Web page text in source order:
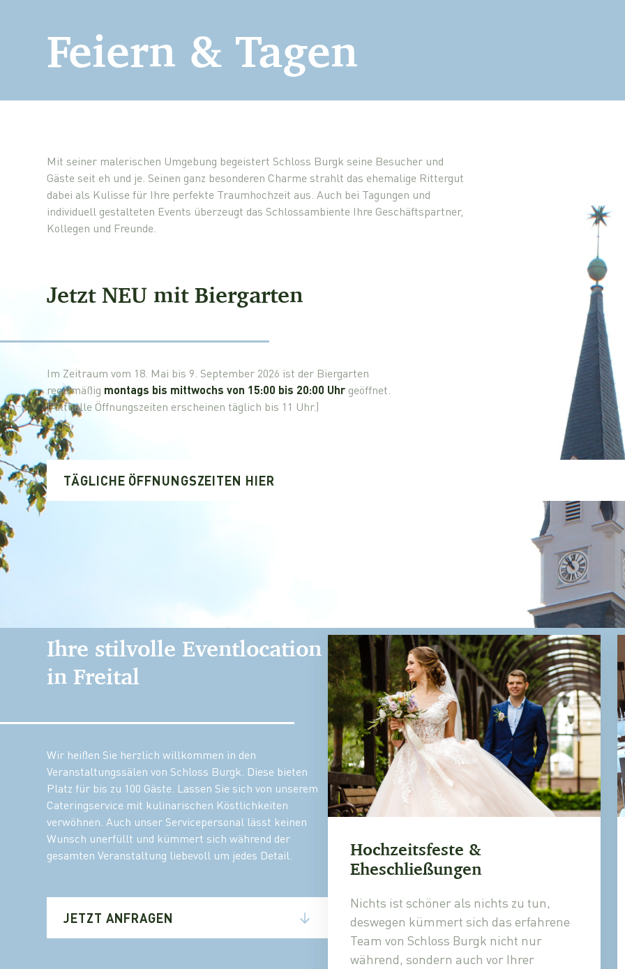
Feiern & Tagen
Mit seiner malerischen Umgebung begeistert Schloss Burgk seine Besucher und
Gäste seit eh und je. Seinen ganz besonderen Charme strahlt das ehemalige Rittergut
dabei als Kulisse für Ihre perfekte Traumhochzeit aus. Auch bei Tagungen und
individuell gestalteten Events überzeugt das Schlossambiente Ihre Geschäftspartner,
Kollegen und Freunde.
Jetzt NEU mit Biergarten
Im Zeitraum vom 18. Mai bis 9. September 2026 ist der Biergarten
regelmäßig montags bis mittwochs von 15:00 bis 20:00 Uhr geöffnet.
(Aktuelle Öffnungszeiten erscheinen täglich bis 11 Uhr.)
TÄGLICHE ÖFFNUNGSZEITEN HIER
Ihre stilvolle Eventlocation
in Freital
Wir heißen Sie herzlich willkommen in den
Veranstaltungssälen von Schloss Burgk. Diese bieten
Platz für bis zu 100 Gäste. Lassen Sie sich von unserem
Cateringservice mit kulinarischen Köstlichkeiten
verwöhnen. Auch unser Servicepersonal lässt keinen
Wunsch unerfüllt und kümmert sich während der
gesamten Veranstaltung liebevoll um jedes Detail.
JETZT ANFRAGEN
Hochzeitsfeste &
Eheschließungen
Nichts ist schöner als nichts zu tun,
deswegen kümmert sich das erfahrene
Team von Schloss Burgk nicht nur
während, sondern auch vor Ihrer